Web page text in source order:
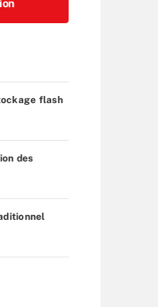
flash
des